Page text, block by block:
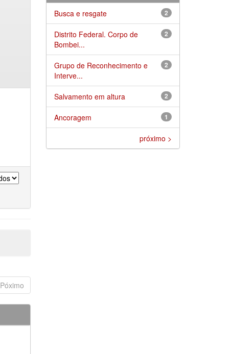
Póximo
2
Busca e resgate
2
Distrito Federal. Corpo de
Bombei...
2
Grupo de Reconhecimento e
Interve...
2
Salvamento em altura
1
Ancoragem
próximo >